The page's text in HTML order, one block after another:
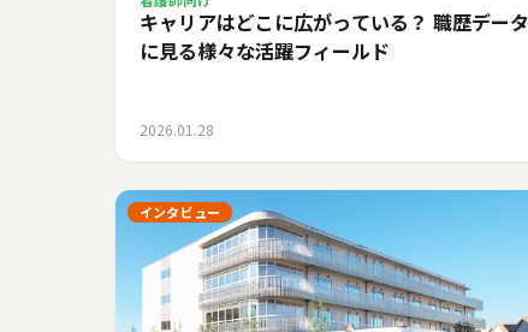
キャリアはどこに広がっている？ 職歴データ
に見る様々な活躍フィールド
2026.01.28
インタビュー